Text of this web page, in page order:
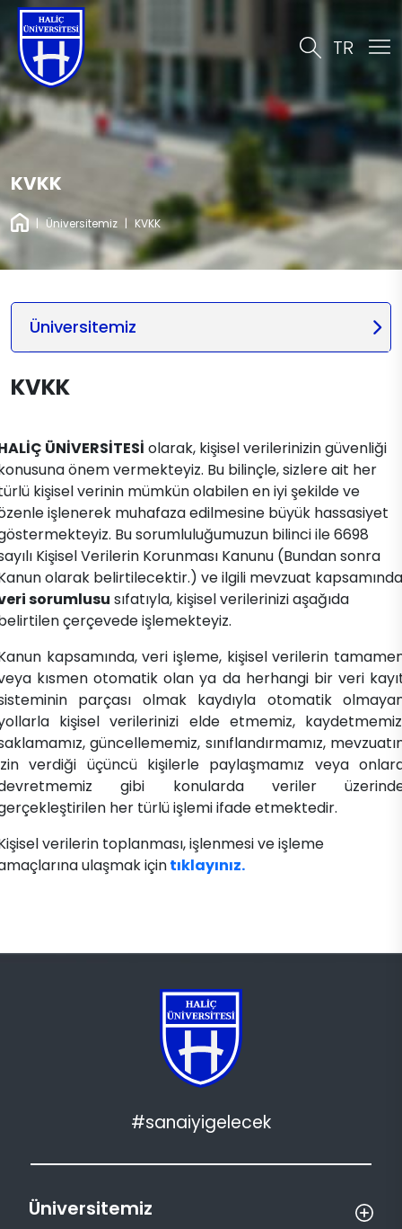
TR
KVKK
| Üniversitemiz | KVKK
Üniversitemiz
KVKK
ÜNİVERSİTESİ olarak, kişisel verilerinizin güvenliği
önem vermekteyiz. Bu bilinçle, sizlere ait her
kişisel verinin mümkün olabilen en iyi şekilde ve
işlenerek muhafaza edilmesine büyük hassasiyet
Bu sorumluluğumuzun bilinci ile 6698
Kişisel Verilerin Korunması Kanunu (Bundan sonra
olarak belirtilecektir.) ve ilgili mevzuat kapsamında
sorumlusu sıfatıyla, kişisel verilerinizi aşağıda
çerçevede işlemekteyiz.
kapsamında, veri işleme, kişisel verilerin
kısmen otomatik olan ya da herhangi bir veri
parçası olmak kaydıyla otomatik
kişisel verilerinizi elde etmemiz,
güncellememiz, sınıflandırmamız,
verdiği üçüncü kişilerle paylaşmamız veya
gibi konularda veriler
her türlü işlemi ifade etmektedir.​
verilerin toplanması, işlenmesi ve işleme
ulaşmak içintıklayınız.​​
#sanaiyigelecek
Üniversitemiz